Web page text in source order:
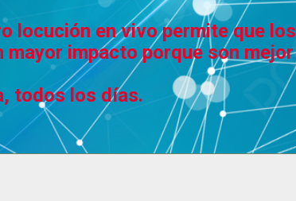
locución en vivo permite que los
impacto porque son mejor
todos los días.